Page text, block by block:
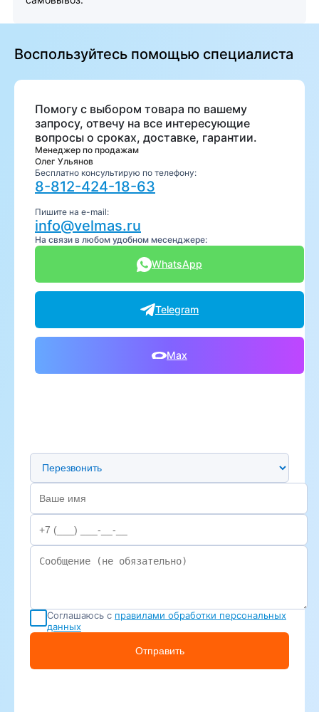
Воспользуйтесь помощью специалиста
Помогу с выбором товара по вашему
запросу, отвечу на все интересующие
вопросы о сроках, доставке, гарантии.
Менеджер по продажам
Олег Ульянов
Бесплатно консультирую по телефону:
8-812-424-18-63
Пишите на e-mail:
info@velmas.ru
На связи в любом удобном месенджере:
WhatsApp
Telegram
Max
Предпочтительный способ связи
Соглашаюсь с правилами обработки персональных
данных
Отправить